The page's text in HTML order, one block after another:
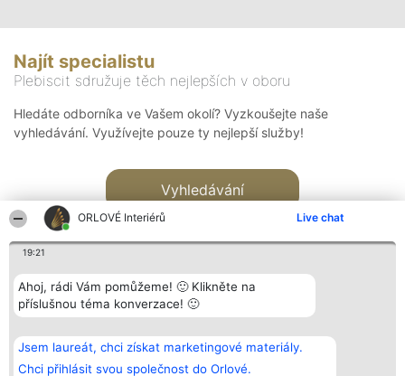
ORLOVÉ Interiérů Live chat
19:21
Ahoj, rádi Vám pomůžeme! 🙂 Klikněte na
příslušnou téma konverzace! 🙂
Jsem laureát, chci získat marketingové materiály.
Chci přihlásit svou společnost do Orlové.
Najít specialistu
Plebiscit sdružuje těch nejlepších v oboru
Hledáte odborníka ve Vašem okolí? Vyzkoušejte naše
vyhledávání. Využívejte pouze ty nejlepší služby!
Vyhledávání
Bright Side Solutions sp. z o.
o. sp. k.
ul. Ruska 22
Vítězové
Seznam všech
laureátů
Kontakt